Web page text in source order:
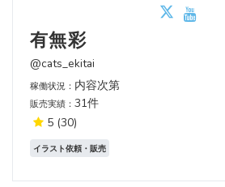
有無彩
@cats_ekitai
稼働状況： 内容次第
販売実績： 31件
5 (30)
イラスト依頼・販売